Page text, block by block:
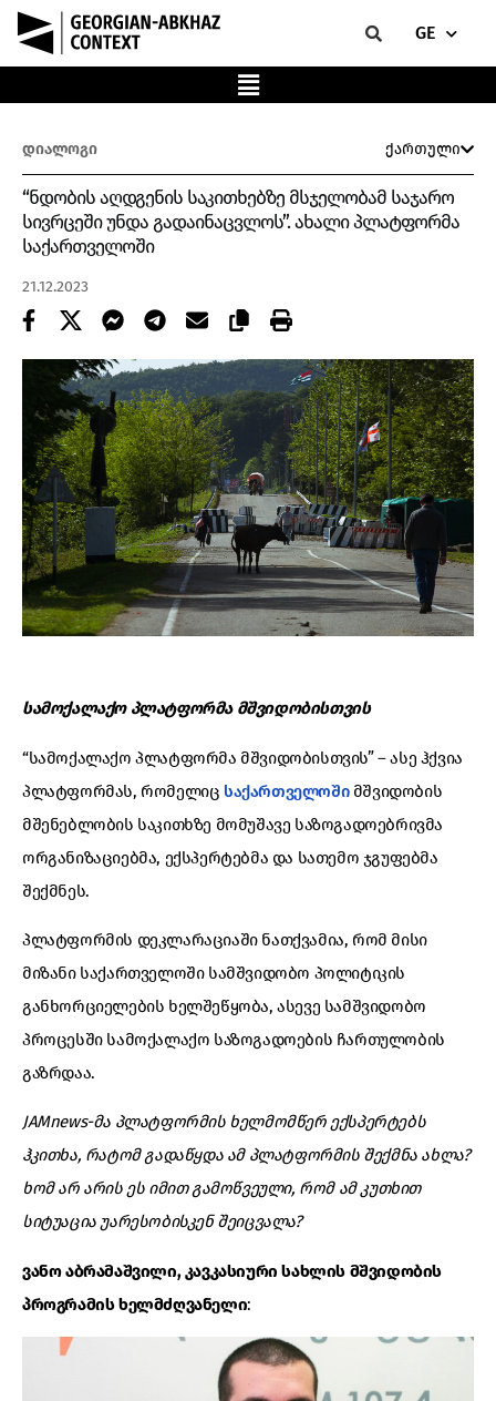
GE
დიალოგი ქართული
“ნდობის აღდგენის საკითხებზე მსჯელობამ საჯარო
სივრცეში უნდა გადაინაცვლოს”. ახალი პლატფორმა
საქართველოში
21.12.2023
სამოქალაქო პლატფორმა მშვიდობისთვის
“სამოქალაქო პლატფორმა მშვიდობისთვის” – ასე ჰქვია
პლატფორმას, რომელიც საქართველოშიმშვიდობის
მშენებლობის საკითხზე მომუშავე საზოგადოებრივმა
ორგანიზაციებმა, ექსპერტებმა და სათემო ჯგუფებმა
შექმნეს.
პლატფორმის დეკლარაციაში ნათქვამია, რომ მისი
მიზანი საქართველოში სამშვიდობო პოლიტიკის
განხორციელების ხელშეწყობა, ასევე სამშვიდობო
პროცესში სამოქალაქო საზოგადოების ჩართულობის
გაზრდაა.
JAMnews-მა პლატფორმის ხელმომწერ ექსპერტებს
ჰკითხა, რატომ გადაწყდა ამ პლატფორმის შექმნა ახლა?
ხომ არ არის ეს იმით გამოწვეული, რომ ამ კუთხით
სიტუაცია უარესობისკენ შეიცვალა?
ვანო აბრამაშვილი, კავკასიური სახლის მშვიდობის
პროგრამის ხელმძღვანელი: